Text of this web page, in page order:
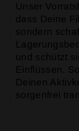
Unser
dass Deine
sondern
und schützt
Einflüssen.
Deinen
sorgenfrei